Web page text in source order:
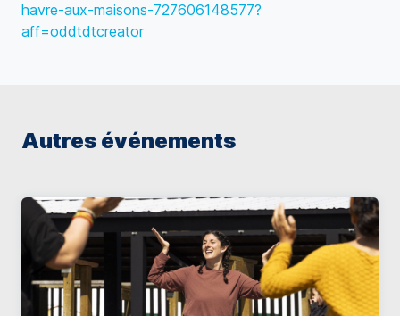
havre-aux-maisons-727606148577?
aff=oddtdtcreator
Autres événements